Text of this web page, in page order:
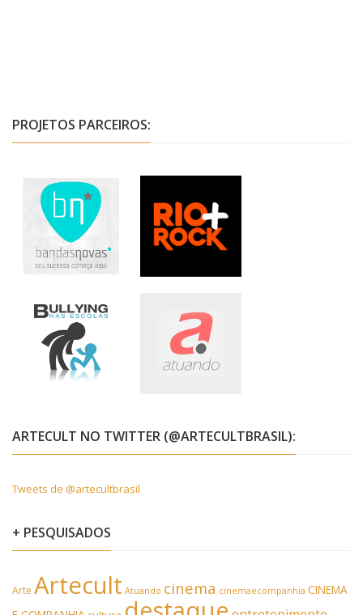
PROJETOS PARCEIROS:
ARTECULT NO TWITTER (@ARTECULTBRASIL):
Tweets de @artecultbrasil
+ PESQUISADOS
Arte Artecult Atuando cinema cinemaecompanhia CINEMA